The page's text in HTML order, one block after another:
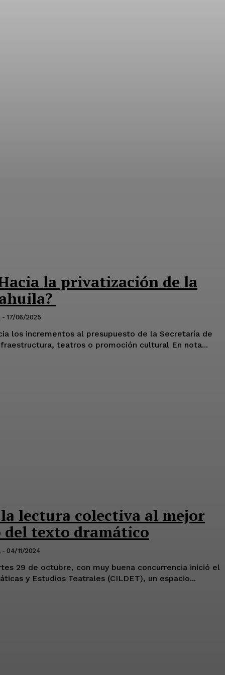
la privatización de la
- 17/06/2025
los incrementos al presupuesto de la Secretaría de
Cultura estatal, y no en infraestructura, teatros o promoción cultural En nota...
la lectura colectiva al mejor
texto dramático
- 04/11/2024
29 de octubre, con muy buena concurrencia inició el
y Estudios Teatrales (CILDET), un espacio...